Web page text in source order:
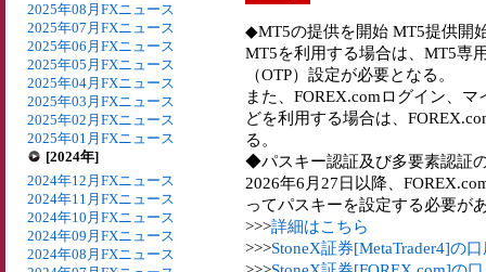
2025年08月FXニュース
2025年07月FXニュース
2025年06月FXニュース
2025年05月FXニュース
2025年04月FXニュース
2025年03月FXニュース
2025年02月FXニュース
2025年01月FXニュース
[2024年]
2024年12月FXニュース
2024年11月FXニュース
2024年10月FXニュース
2024年09月FXニュース
2024年08月FXニュース
◆MT5の提供を開始 MT5提供開
MT5を利用する場合は、MT5専
（OTP）設定が必要となる。
また、FOREX.comログイン、
どを利用する場合は、
る。
◆パスキー認証及び多要素認証
2026年6月27日以降、
ってパスキーを設定する必要が
>>>詳細はこちら
>>>StoneX証券[MetaTrader4]の